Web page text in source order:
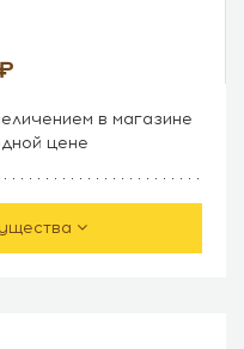
в магазине
цене